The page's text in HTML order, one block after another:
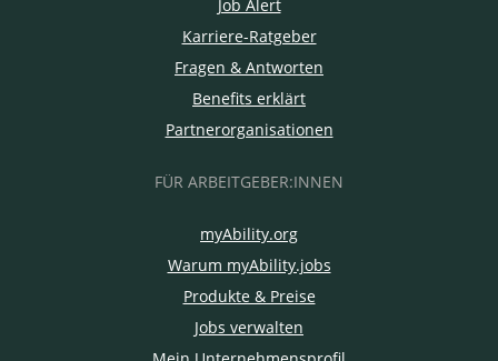
Job Alert
Karriere-Ratgeber
Fragen & Antworten
Benefits erklärt
Partnerorganisationen
FÜR ARBEITGEBER:INNEN
myAbility.org
Warum myAbility.jobs
Produkte & Preise
Jobs verwalten